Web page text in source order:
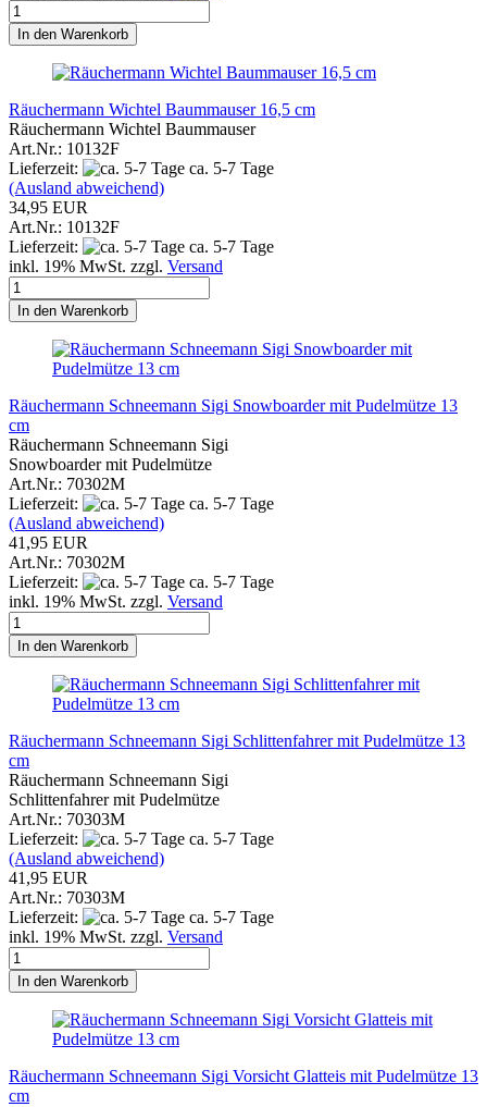
In den Warenkorb
Räuchermann Wichtel Baummauser 16,5 cm
Räuchermann Wichtel Baummauser
Art.Nr.: 10132F
Lieferzeit:
ca. 5-7 Tage
(Ausland abweichend)
34,95 EUR
Art.Nr.: 10132F
Lieferzeit:
ca. 5-7 Tage
inkl. 19% MwSt. zzgl. Versand
In den Warenkorb
Räuchermann Schneemann Sigi Snowboarder mit Pudelmütze 13
cm
Räuchermann Schneemann Sigi
Snowboarder mit Pudelmütze
Art.Nr.: 70302M
Lieferzeit:
ca. 5-7 Tage
(Ausland abweichend)
41,95 EUR
Art.Nr.: 70302M
Lieferzeit:
ca. 5-7 Tage
inkl. 19% MwSt. zzgl. Versand
In den Warenkorb
Räuchermann Schneemann Sigi Schlittenfahrer mit Pudelmütze 13
cm
Räuchermann Schneemann Sigi
Schlittenfahrer mit Pudelmütze
Art.Nr.: 70303M
Lieferzeit:
ca. 5-7 Tage
(Ausland abweichend)
41,95 EUR
Art.Nr.: 70303M
Lieferzeit:
ca. 5-7 Tage
inkl. 19% MwSt. zzgl. Versand
In den Warenkorb
Räuchermann Schneemann Sigi Vorsicht Glatteis mit Pudelmütze 13
cm